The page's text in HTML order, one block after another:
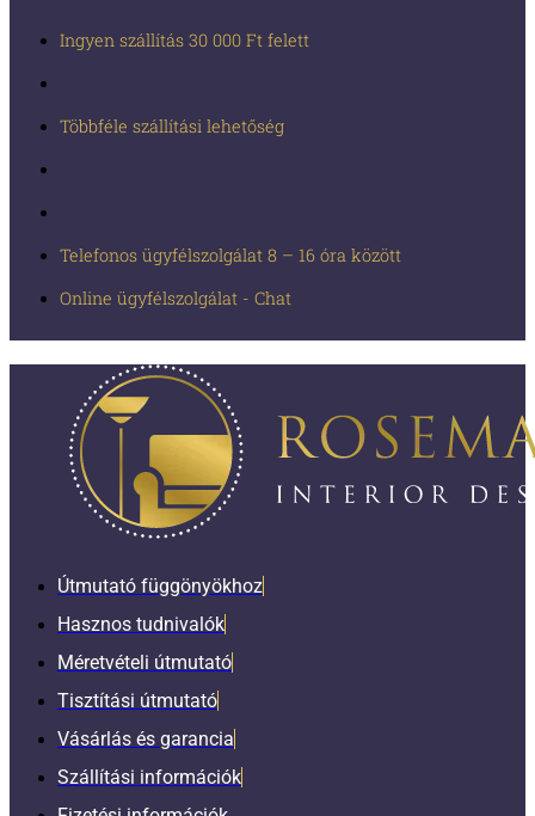
Ingyen szállítás 30 000 Ft felett
Többféle szállítási lehetőség
Telefonos ügyfélszolgálat 8 – 16 óra között
Online ügyfélszolgálat - Chat
Útmutató függönyökhoz
Hasznos tudnivalók
Méretvételi útmutató
Tisztítási útmutató
Vásárlás és garancia
Szállítási információk